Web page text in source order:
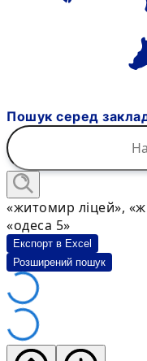
Пошук серед
«житомир ліцей»,
«одеса 5»
Експорт в Excel
Розширений пошук